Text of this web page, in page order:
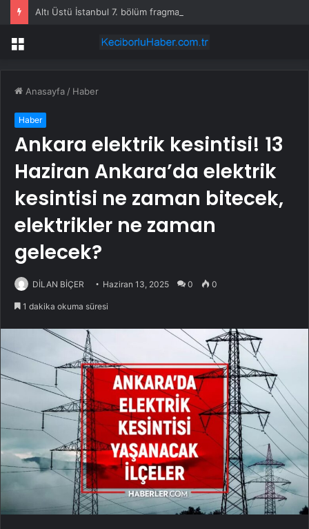
Altı Üstü İstanbul 7. bölüm fragmanı yayınlandı mı?
Menü
Anasayfa / Haber
Haber
Ankara elektrik kesintisi! 13
Haziran Ankara’da elektrik
kesintisi ne zaman bitecek,
elektrikler ne zaman
gelecek?
DİLAN BİÇER Haziran 13, 2025 0 0
1 dakika okuma süresi